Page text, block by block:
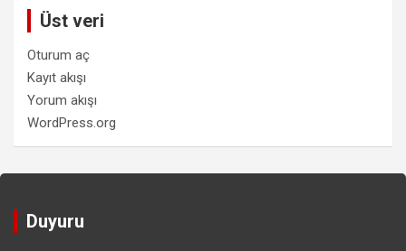
Üst veri
Oturum aç
Kayıt akışı
Yorum akışı
WordPress.org
Duyuru